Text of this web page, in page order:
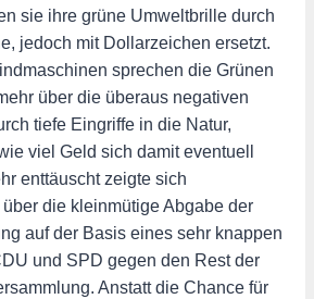
sie ihre grüne Umweltbrille durch
jedoch mit Dollarzeichen ersetzt.
sprechen die Grünen
über die überaus negativen
tiefe Eingriffe in die Natur,
viel Geld sich damit eventuell
enttäuscht zeigte sich
die kleinmütige Abgabe der
auf der Basis eines sehr knappen
und SPD gegen den Rest der
Anstatt die Chance für